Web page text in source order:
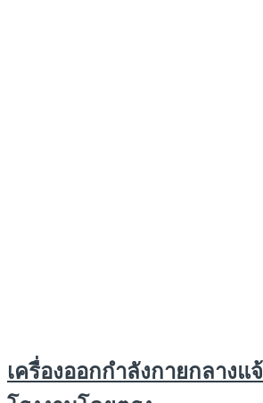
เครื่องออกกำลังกายกลางแ